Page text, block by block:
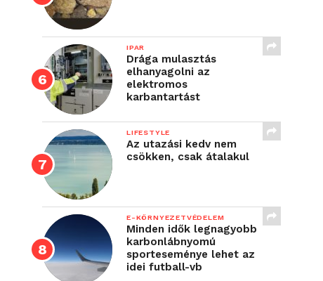
IPAR
Drága mulasztás
elhanyagolni az
elektromos
karbantartást
LIFESTYLE
Az utazási kedv nem
csökken, csak átalakul
E-KÖRNYEZETVÉDELEM
Minden idők legnagyobb
karbonlábnyomú
sporteseménye lehet az
idei futball-vb